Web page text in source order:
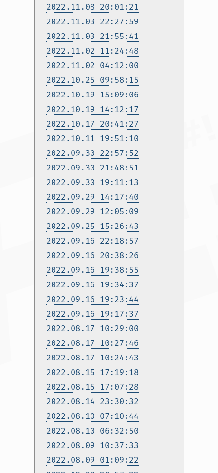
2022.11.08 20:01:21
2022.11.03 22:27:59
2022.11.03 21:55:41
2022.11.02 11:24:48
2022.11.02 04:12:00
2022.10.25 09:58:15
2022.10.19 15:09:06
2022.10.19 14:12:17
2022.10.17 20:41:27
2022.10.11 19:51:10
2022.09.30 22:57:52
2022.09.30 21:48:51
2022.09.30 19:11:13
2022.09.29 14:17:40
2022.09.29 12:05:09
2022.09.25 15:26:43
2022.09.16 22:18:57
2022.09.16 20:38:26
2022.09.16 19:38:55
2022.09.16 19:34:37
2022.09.16 19:23:44
2022.09.16 19:17:37
2022.08.17 10:29:00
2022.08.17 10:27:46
2022.08.17 10:24:43
2022.08.15 17:19:18
2022.08.15 17:07:28
2022.08.14 23:30:32
2022.08.10 07:10:44
2022.08.10 06:32:50
2022.08.09 10:37:33
2022.08.09 01:09:22